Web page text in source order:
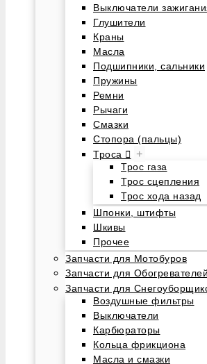
Выключатели
Глушители
Краны
Масла
Подшипники, сальники
Пружины
Ремни
Рычаги
Смазки
Стопора (пальцы)
Троса
+
Трос газа
Трос сцепления
Трос хода назад
Шпонки, штифты
Шкивы
Прочее
Запчасти для Мотобуров
Запчасти для Обогревателей
Запчасти для
Воздушные фильтры
Выключатели
Карбюраторы
Кольца фрикциона
Масла и смазки